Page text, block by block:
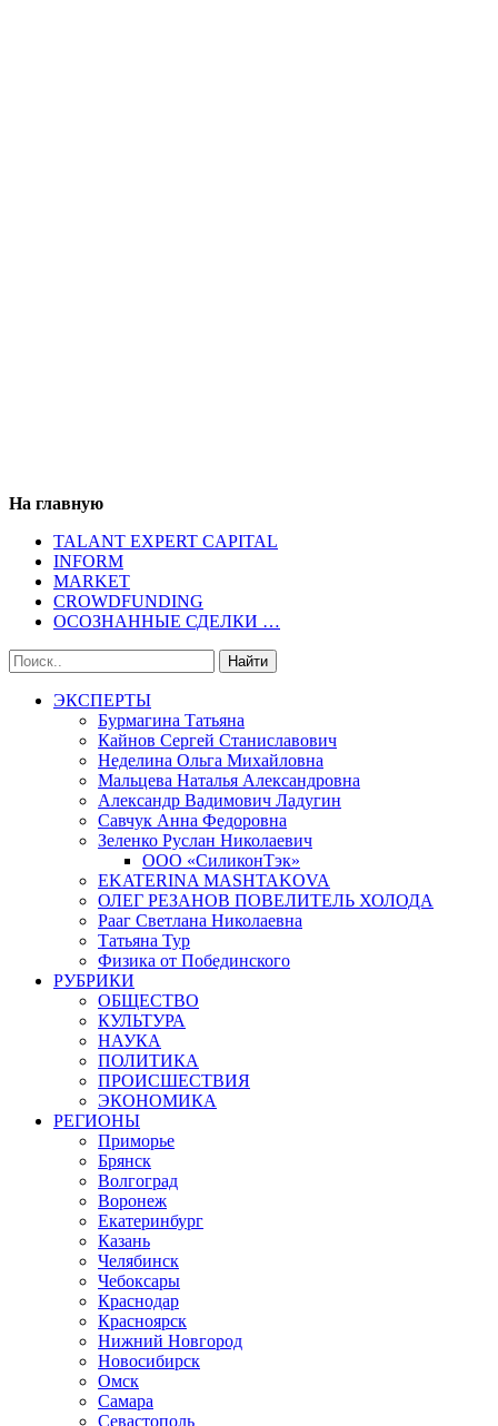
На главную
TALANT EXPERT CAPITAL
INFORM
MARKET
CROWDFUNDING
ОСОЗНАННЫЕ СДЕЛКИ …
ЭКСПЕРТЫ
Бурмагина Татьяна
Кайнов Сергей Станиславович
Неделина Ольга Михайловна
Мальцева Наталья Александровна
Александр Вадимович Ладугин
Савчук Анна Федоровна
Зеленко Руслан Николаевич
ООО «СиликонТэк»
EKATERINA MASHTAKOVA
ОЛЕГ РЕЗАНОВ ПОВЕЛИТЕЛЬ ХОЛОДА
Рааг Светлана Николаевна
Татьяна Тур
Физика от Побединского
РУБРИКИ
ОБЩЕСТВО
КУЛЬТУРА
НАУКА
ПОЛИТИКА
ПРОИСШЕСТВИЯ
ЭКОНОМИКА
РЕГИОНЫ
Приморье
Брянск
Волгоград
Воронеж
Екатеринбург
Казань
Челябинск
Чебоксары
Краснодар
Красноярск
Нижний Новгород
Новосибирск
Омск
Самара
Севастополь